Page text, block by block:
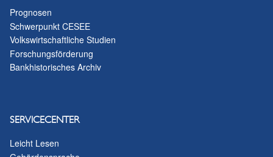
Prognosen
Schwerpunkt CESEE
Volkswirtschaftliche Studien
Forschungsförderung
Bankhistorisches Archiv
SERVICECENTER
Leicht Lesen